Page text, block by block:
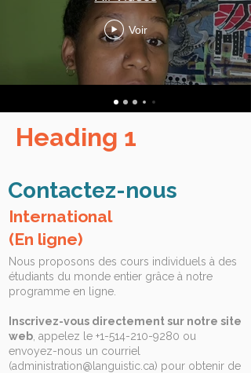
Voir
Heading 1
Contactez-nous
International
(En ligne)
Nous proposons des cours individuels à des
étudiants du monde entier grâce à notre
programme en ligne.
Inscrivez-vous directement sur notre site
web , appelez le +1-514-210-9280 ou
envoyez-nous un courriel
(administration@languistic.ca) pour obtenir de